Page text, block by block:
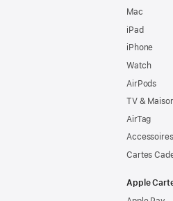
Mac
iPad
iPhone
Watch
AirPods
TV &
AirTag
Accessoires
Cartes
Apple